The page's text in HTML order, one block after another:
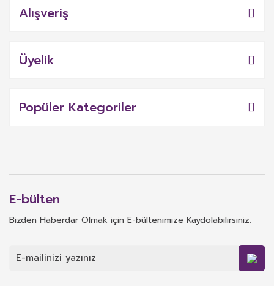
Alışveriş
Üyelik
Popüler Kategoriler
E-bülten
Bizden Haberdar Olmak için E-bültenimize Kaydolabilirsiniz.